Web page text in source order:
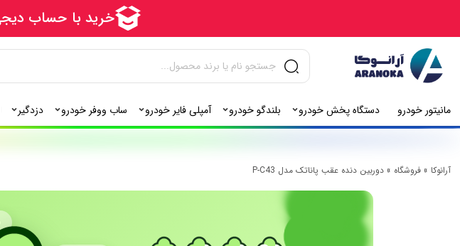
مانیتور خودرو دستگاه پخش خودرو بلندگو خودرو آمپلی فایر خودرو ساب ووفر خودرو دزدگیر
آرانوکا »فروشگاه »دوربین دنده عقب پاناتک مدل P-C43